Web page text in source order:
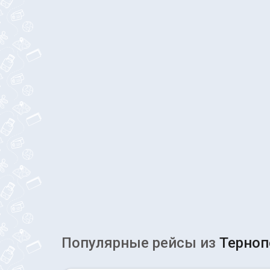
Популярные рейсы из